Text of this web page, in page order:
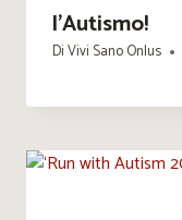
l’Autismo!
DiVivi Sano Onlus